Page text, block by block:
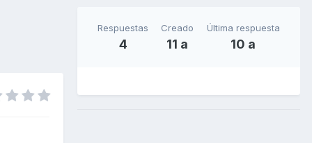
Respuestas
4
Creado
11 a
Última respuesta
10 a